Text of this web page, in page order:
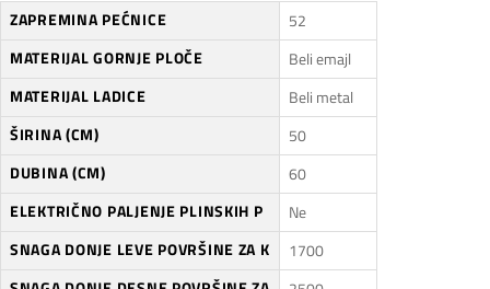
ZAPREMINA PEĆNICE
52
MATERIJAL GORNJE PLOČE
Beli emajl
MATERIJAL LADICE
Beli metal
ŠIRINA (CM)
50
DUBINA (CM)
60
ELEKTRIČNO PALJENJE PLINSKIH P
Ne
SNAGA DONJE LEVE POVRŠINE ZA K
1700